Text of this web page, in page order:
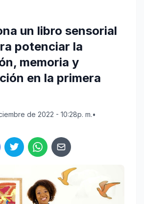
un libro sensorial
potenciar la
memoria y
en la primera
de 2022 - 10:28p. m.•